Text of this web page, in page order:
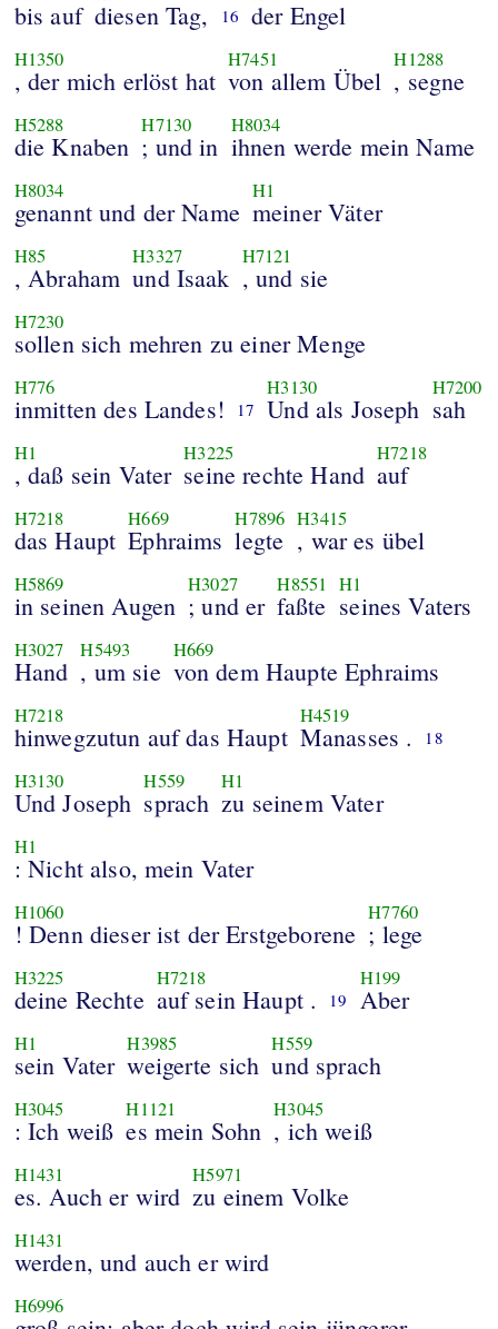
bis auf diesen Tag, 16 der Engel
H1350
, der mich erlöst hat
H7451
von allem Übel
H1288
, segne
H5288
die Knaben
H7130
; und in
H8034
ihnen werde mein Name
H8034
genannt und der Name
H1
meiner Väter
H85
, Abraham
H3327
und Isaak
H7121
, und sie
H7230
sollen sich mehren zu einer Menge
H776
inmitten des Landes! 17
H3130
Und als Joseph
H7200
sah
H1
, daß sein Vater
H3225
seine rechte Hand
H7218
auf
H7218
das Haupt
H669
Ephraims
H7896
legte
H3415
, war es übel
H5869
in seinen Augen
H3027
; und er
H8551
faßte
H1
seines Vaters
H3027
Hand
H5493
, um sie
H669
von dem Haupte Ephraims
H7218
hinwegzutun auf das Haupt
H4519
Manasses . 18
H3130
Und Joseph
H559
sprach
H1
zu seinem Vater
H1
: Nicht also, mein Vater
H1060
! Denn dieser ist der Erstgeborene
H7760
; lege
H3225
deine Rechte
H7218
auf sein Haupt . 19
H199
Aber
H1
sein Vater
H3985
weigerte sich
H559
und sprach
H3045
: Ich weiß
H1121
es mein Sohn
H3045
, ich weiß
H1431
es. Auch er wird
H5971
zu einem Volke
H1431
werden, und auch er wird
H6996